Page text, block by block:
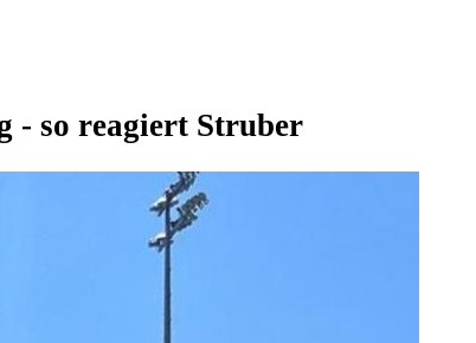
- so reagiert Struber